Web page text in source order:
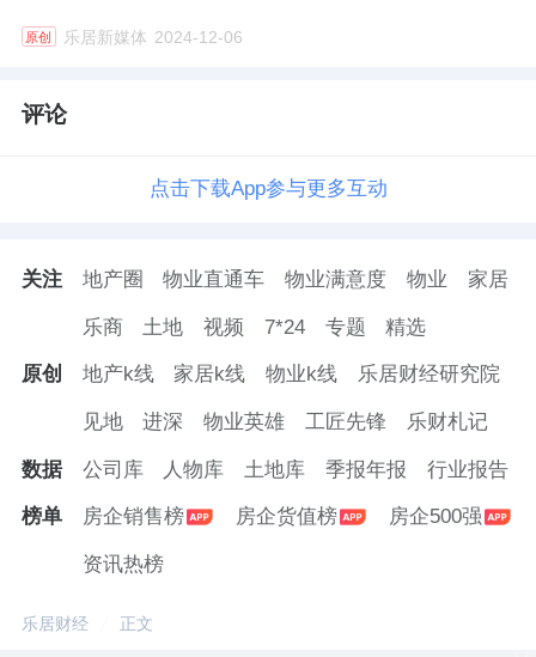
原创 乐居新媒体 2024-12-06
评论
点击下载App参与更多互动
关注 地产圈 物业直通车 物业满意度 物业 家居
乐商 土地 视频 7*24 专题 精选
原创 地产k线 家居k线 物业k线 乐居财经研究院
见地 进深 物业英雄 工匠先锋 乐财札记
数据 公司库 人物库 土地库 季报年报 行业报告
榜单 房企销售榜 房企货值榜 房企500强
资讯热榜
乐居财经 正文